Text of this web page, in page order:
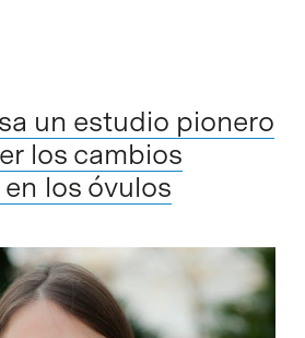
un estudio pionero
los cambios
los óvulos